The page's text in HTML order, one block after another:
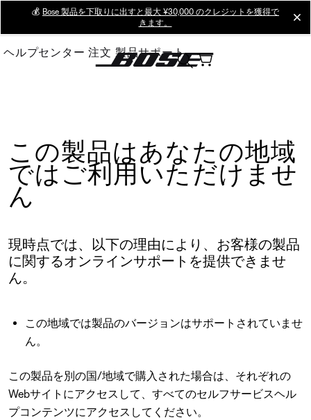
Main
💰 Bose 製品を下取りに出すと最大 ¥30,000 のクレジットを獲得で
きます。
ヘルプセンター 注文 製品サポート
この製品はあなたの地域
ではご利用いただけませ
ん
現時点では、以下の理由により、お客様の製品
に関するオンラインサポートを提供できませ
ん。
この地域では製品のバージョンはサポートされていませ
ん。
この製品を別の国/地域で購入された場合は、それぞれの
Webサイトにアクセスして、すべてのセルフサービスヘル
プコンテンツにアクセスしてください。